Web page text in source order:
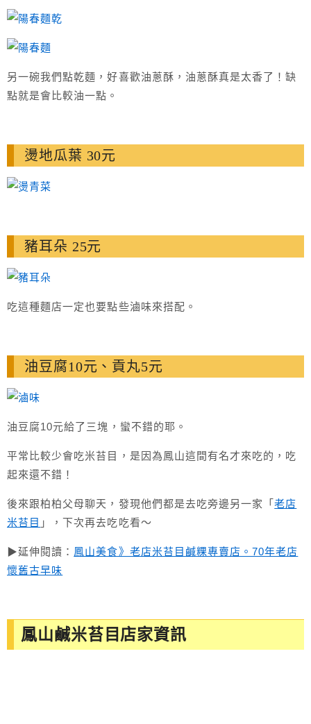
另一碗我們點乾麵，好喜歡油蔥酥，油蔥酥真是太香了！缺
點就是會比較油一點。
燙地瓜葉 30元
豬耳朵 25元
吃這種麵店一定也要點些滷味來搭配。
油豆腐10元、貢丸5元
油豆腐10元給了三塊，蠻不錯的耶。
平常比較少會吃米苔目，是因為鳳山這間有名才來吃的，吃
起來還不錯！
後來跟柏柏父母聊天，發現他們都是去吃旁邊另一家「老店
米苔目 」，下次再去吃吃看～
▶延伸閱讀： 鳳山美食》老店米苔目鹹粿專賣店。70年老店
懷舊古早味
鳳山鹹米苔目店家資訊